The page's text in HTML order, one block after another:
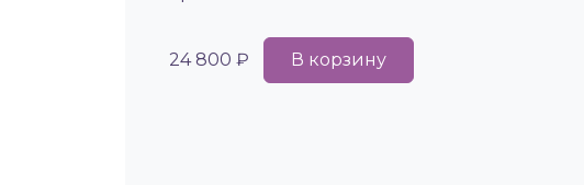
24 800 ₽ В корзину